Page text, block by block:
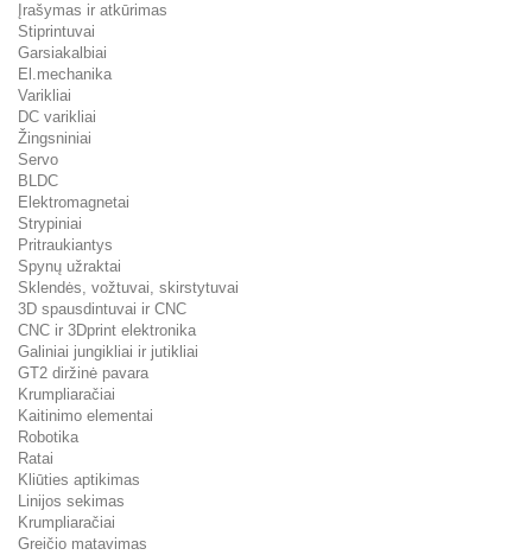
Įrašymas ir atkūrimas
Stiprintuvai
Garsiakalbiai
El.mechanika
Varikliai
DC varikliai
Žingsniniai
Servo
BLDC
Elektromagnetai
Strypiniai
Pritraukiantys
Spynų užraktai
Sklendės, vožtuvai, skirstytuvai
3D spausdintuvai ir CNC
CNC ir 3Dprint elektronika
Galiniai jungikliai ir jutikliai
GT2 diržinė pavara
Krumpliaračiai
Kaitinimo elementai
Robotika
Ratai
Kliūties aptikimas
Linijos sekimas
Krumpliaračiai
Greičio matavimas